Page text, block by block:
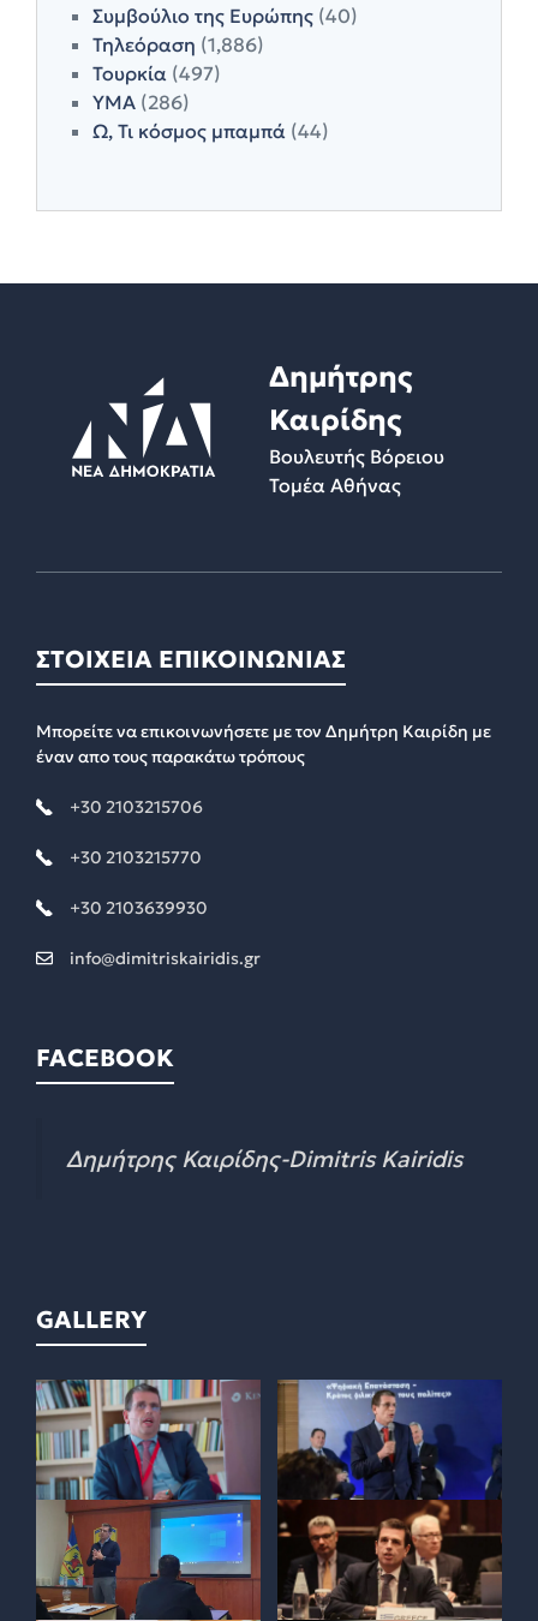
Συμβούλιο της Ευρώπης (40)
Τηλεόραση (1,886)
Τουρκία (497)
ΥΜΑ (286)
Ω, Τι κόσμος μπαμπά (44)
Δημήτρης
Καιρίδης
Βουλευτής Βόρειου
Τομέα Αθήνας
ΣΤΟΙΧΕΙΑ ΕΠΙΚΟΙΝΩΝΙΑΣ
Μπορείτε να επικοινωνήσετε με τον Δημήτρη Καιρίδη με
έναν απο τους παρακάτω τρόπους
+30 2103215706
+30 2103215770
+30 2103639930
info@dimitriskairidis.gr
FACEBOOK
Δημήτρης Καιρίδης-Dimitris Kairidis
GALLERY